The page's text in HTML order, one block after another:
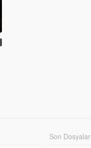
Son Dosyalar